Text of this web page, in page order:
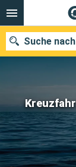
Suche
Unsere Ziele
Häfen